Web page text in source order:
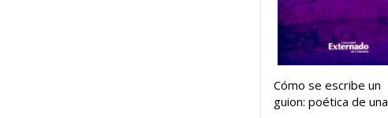
Cómo se escribe un
guion: poética de una